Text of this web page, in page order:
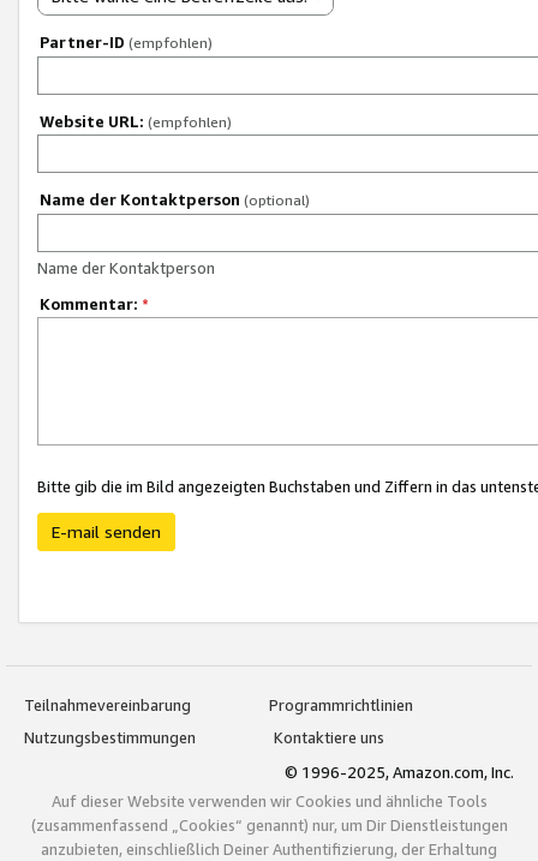
Partner-ID (empfohlen)
Website URL: (empfohlen)
Name der Kontaktperson (optional)
Name der Kontaktperson
Kommentar: *
Bitte gib die im Bild angezeigten Buchstaben und Ziffern in das
E-mail senden
Teilnahmevereinbarung
Programmrichtlinien
Nutzungsbestimmungen
Kontaktiere uns
© 1996-2025, Amazon.com, Inc.
Auf dieser Website verwenden wir Cookies und ähnliche Tools
(zusammenfassend „Cookies“ genannt) nur, um Dir Dienstleistungen
anzubieten, einschließlich Deiner Authentifizierung, der Erhaltung